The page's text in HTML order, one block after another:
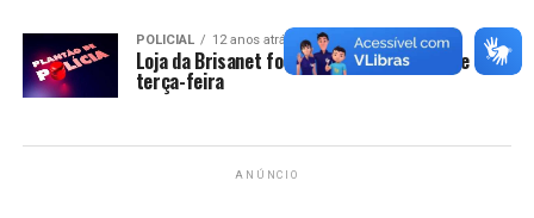
POLICIAL 12 anos atrás
Loja da Brisanet foi assaltada na manhã de
terça-feira
ANÚNCIO